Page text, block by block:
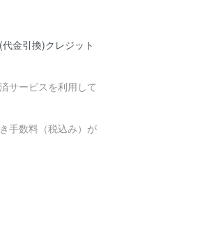
金引換)クレジット
サービスを利用して
手数料（税込み）が